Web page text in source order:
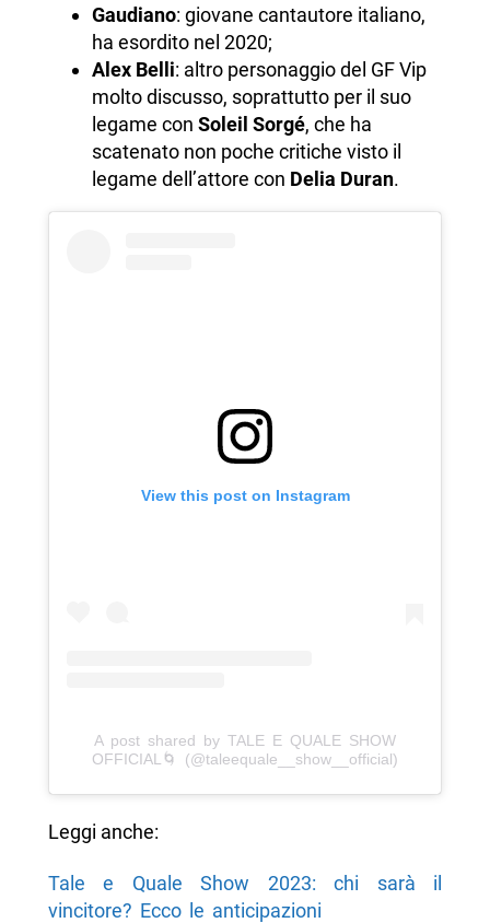
Gaudiano: giovane cantautore italiano,
ha esordito nel 2020;
Alex Belli: altro personaggio del GF Vip
molto discusso, soprattutto per il suo
legame con Soleil Sorgé, che ha
scatenato non poche critiche visto il
legame dell’attore con Delia Duran.
View this post on Instagram
A post shared by TALE E QUALE SHOW
OFFICIAL🌀 (@taleequale__show__official)
Leggi anche:
Tale e Quale Show 2023: chi sarà il
vincitore? Ecco le anticipazioni